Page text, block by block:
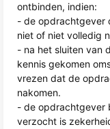
ontbinden, indien:
- de opdrachtgever
niet of niet volledig
- na het sluiten van
kennis gekomen
vrezen dat de
nakomen.
- de opdrachtgever
verzocht is